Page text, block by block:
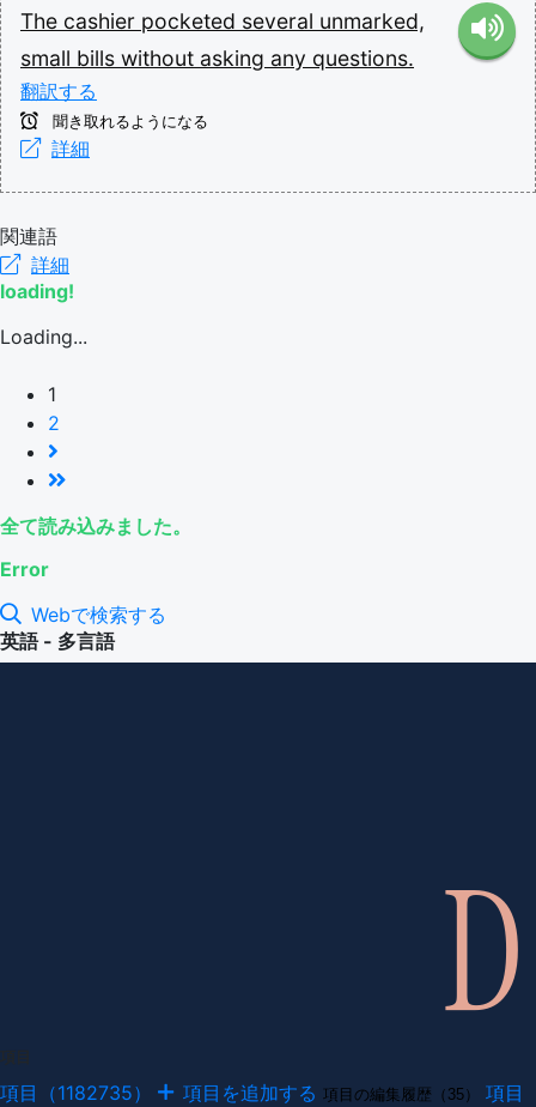
The cashier pocketed several unmarked,
small bills without asking any questions.
翻訳する
聞き取れるようになる
詳細
関連語
詳細
loading!
Loading...
1
2
全て読み込みました。
Error
Webで検索する
英語 - 多言語
項目（1182735） 項目を追加する 項目の編集履歴（35）
項目